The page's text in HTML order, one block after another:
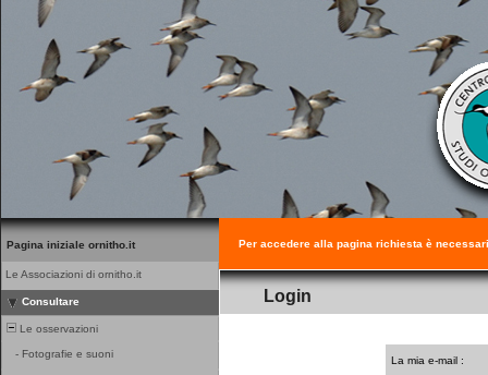
Pagina iniziale ornitho.it
Le Associazioni di ornitho.it
Consultare
Le osservazioni
- Fotografie e suoni
Per accedere alla pagina richiesta è
Login
La mia e-mail :